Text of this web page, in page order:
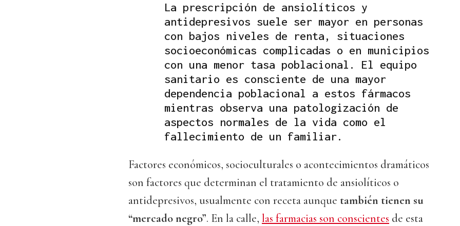
La prescripción de ansiolíticos y
antidepresivos suele ser mayor en personas
con bajos niveles de renta, situaciones
socioeconómicas complicadas o en municipios
con una menor tasa poblacional. El equipo
sanitario es consciente de una mayor
dependencia poblacional a estos fármacos
mientras observa una patologización de
aspectos normales de la vida como el
fallecimiento de un familiar.
Factores económicos, socioculturales o acontecimientos dramáticos
son factores que determinan el tratamiento de ansiolíticos o
antidepresivos, usualmente con receta aunque también tienen su
“mercado negro”. En la calle, las farmacias son conscientes de esta